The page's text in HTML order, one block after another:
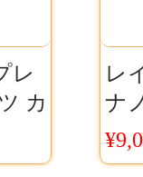
レ
カ
ク
送
レ
ナ
ャ
ル